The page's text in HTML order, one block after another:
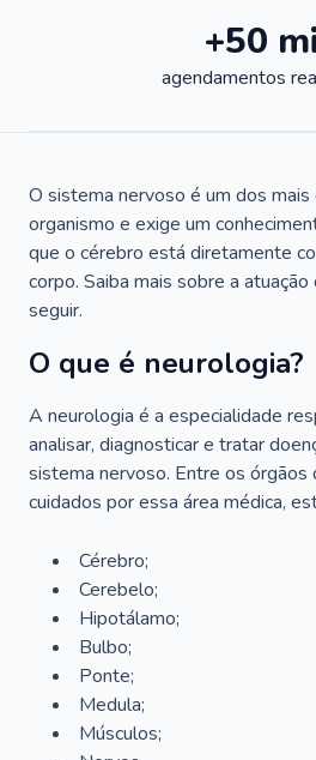
+50
agendamentos
O sistema nervoso é um dos
organismo e exige um
que o cérebro está diretamente
corpo. Saiba mais sobre a
seguir.
O que é neurologia?
A neurologia é a especialidade
analisar, diagnosticar e tratar
sistema nervoso. Entre os órgãos
cuidados por essa área médica,
Cérebro;
Cerebelo;
Hipotálamo;
Bulbo;
Ponte;
Medula;
Músculos;